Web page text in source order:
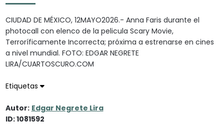
CIUDAD DE MÉXICO, 12MAYO2026.- Anna Faris durante el
photocall con elenco de la pelicula Scary Movie,
Terroríficamente Incorrecta; próxima a estrenarse en cines
a nivel mundial. FOTO: EDGAR NEGRETE
LIRA/CUARTOSCURO.COM
Etiquetas
Autor: Edgar Negrete Lira
ID: 1081592